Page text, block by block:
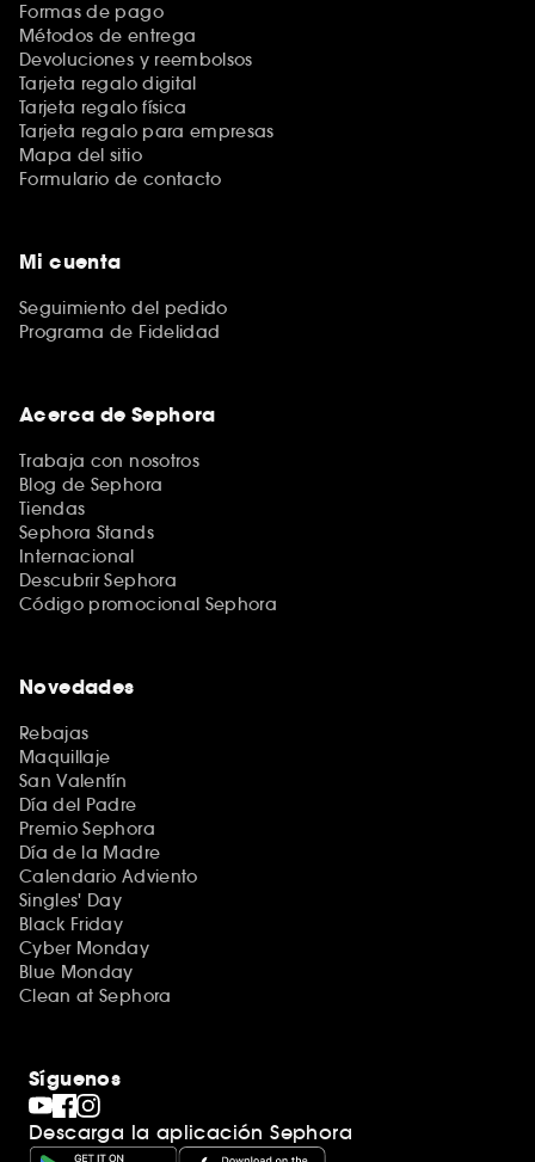
Formas de pago
Métodos de entrega
Devoluciones y reembolsos
Tarjeta regalo digital
Tarjeta regalo física
Tarjeta regalo para empresas
Mapa del sitio
Formulario de contacto
Mi cuenta
Seguimiento del pedido
Programa de Fidelidad
Acerca de Sephora
Trabaja con nosotros
Blog de Sephora
Tiendas
Sephora Stands
Internacional
Descubrir Sephora
Código promocional Sephora
Novedades
Rebajas
Maquillaje
San Valentín
Día del Padre
Premio Sephora
Día de la Madre
Calendario Adviento
Singles' Day
Black Friday
Cyber Monday
Blue Monday
Clean at Sephora
Síguenos
Descarga la aplicación Sephora